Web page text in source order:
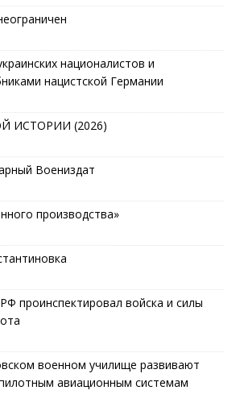
националистов и
нацистской Германии
ИСТОРИИ (2026)
Воениздат
производства»
проинспектировал войска и силы
военном училище развивают
авиационным системам